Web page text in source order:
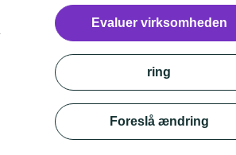
Evaluer virksomheden
ring
Foreslå ændring